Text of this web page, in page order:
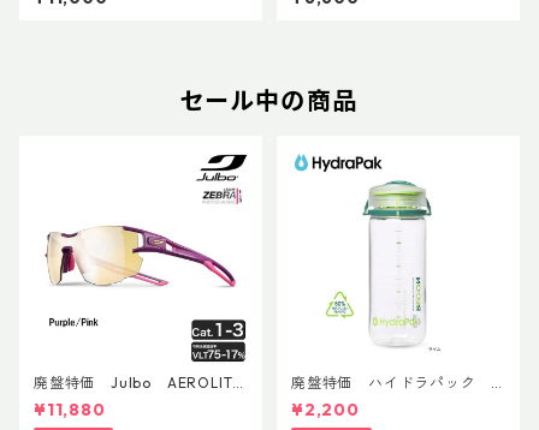
セール中の商品
廃盤特価 Julbo AEROLITE
AsianFit
¥11,880
廃盤特価 ハイドラパック
リーコン ツイスト＆シップ 50
0ml
¥2,200